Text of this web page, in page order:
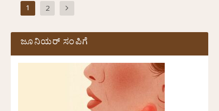
1 2
ಜೂನಿಯರ್ ಸಂಪಿಗೆ